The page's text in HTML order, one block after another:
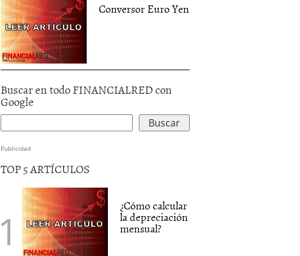
Conversor Euro Yen
Buscar en todo FINANCIALRED con
Google
Publicidad
TOP 5 ARTÍCULOS
¿Cómo calcular
la depreciación
mensual?